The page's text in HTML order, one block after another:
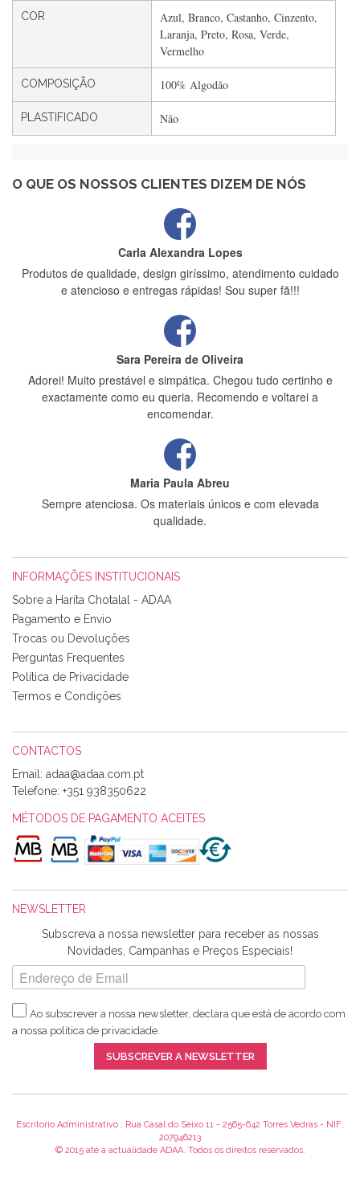
COR
Azul, Branco, Castanho, Cinzento,
Laranja, Preto, Rosa, Verde,
Vermelho
COMPOSIÇÃO 100% Algodão
PLASTIFICADO Não
O QUE OS NOSSOS CLIENTES DIZEM DE NÓS
Filipa Freire
Rápido, atendimento 5*. Hoje chegará a segunda encomenda
feita de muitas certamente❤️
estrelas
Carla Alexandra Lopes
Produtos de qualidade, design giríssimo, atendimento cuidado
e atencioso e entregas rápidas! Sou super fã!!!
Sara Pereira de Oliveira
Adorei! Muito prestável e simpática. Chegou tudo certinho e
exactamente como eu queria. Recomendo e voltarei a
encomendar.
Maria Paula Abreu
Sempre atenciosa. Os materiais únicos e com elevada
qualidade.
Tudo chegou em condições, pois os produtos vieram muito
bem acondicionados. Estou plenamente satisfeita com os
produtos adquiridos. Relativamente à bolsa, tem um tecido
com um padrão e cores muito bonitas e a execução está
perfeitíssima. Futuramente penso voltar a comprar na vossa
loja, têm excelentes artigos a um preço muito justo. A
Alexandra Morais
Olá boa Noite. Os meus tecidos chegaram hoje. Muito
obrigada pelo miminho que dá um jeitaço pras minhas linhas
de bordar e não sei o que pões nos tecidos, mas que cheiram
maravilhosamente ... cheiram! :) Muito Obrigada.
Harita a minha encomenda já chegou. :) Muito obrigada pela
rapidez no envio, pela qualidade dos materiais que me
enviaste e pela simpatia de sempre. :)
Catarina Amaro
5 estrelas. Gosto muito do serviço. A Harita Chotalal é muito
Recomendo.
INFORMAÇÕES INSTITUCIONAIS
Sobre a Harita Chotalal - ADAA
Pagamento e Envio
Trocas ou Devoluções
Perguntas Frequentes
Política de Privacidade
Termos e Condições
CONTACTOS
Email:
Telefone: +351 938350622
MÉTODOS DE PAGAMENTO ACEITES
NEWSLETTER
Subscreva a nossa newsletter para receber as nossas
Novidades, Campanhas e Preços Especiais!
Ao subscrever a nossa newsletter, declara que está de acordo com
a nossa política de privacidade.
SUBSCREVER A NEWSLETTER
Escritorio Administrativo : Rua Casal do Seixo 11 - 2565-642 Torres Vedras - NIF:
207946213
© 2015 até a actualidade ADAA. Todos os direitos reservados.